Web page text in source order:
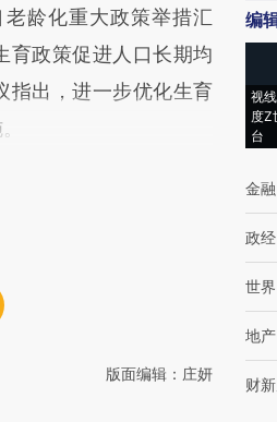
龄化重大政策举措汇
育政策促进人口长期均
指出，进一步优化生育
版面编辑：庄妍
编
视
度Z
台
金融
政经
世界
地产
财